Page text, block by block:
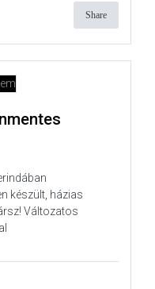
Share
készült, házias
Változatos